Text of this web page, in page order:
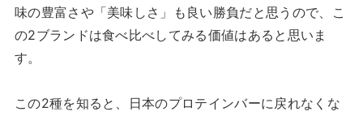
味の豊富さや「美味しさ」も良い勝負だと思うので、こ
の2ブランドは食べ比べしてみる価値はあると思いま
す。
この2種を知ると、日本のプロテインバーに戻れなくな